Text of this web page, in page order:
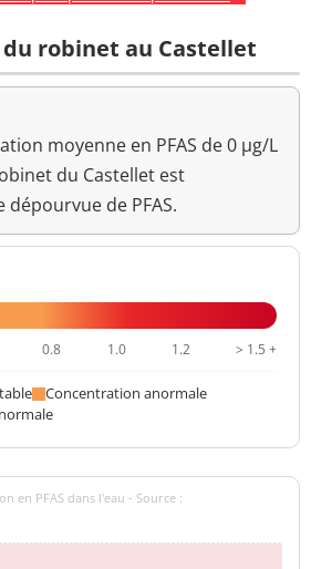
du robinet au Castellet
moyenne en PFAS de 0 µg/L
du Castellet est
de PFAS.
0.8 1.0 1.2 > 1.5 +
Concentration anormale
en PFAS dans l'eau - Source :